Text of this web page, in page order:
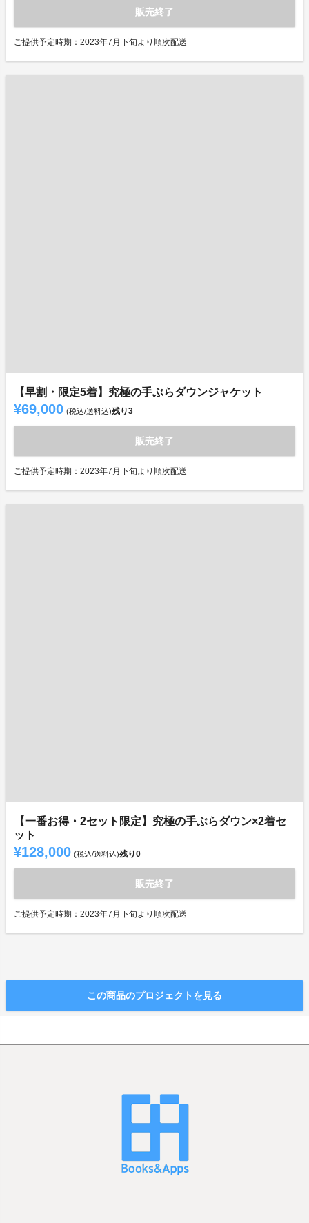
販売終了
ご提供予定時期：2023年7月下旬より順次配送
【早割・限定5着】究極の手ぶらダウンジャケット
¥69,000 (税込/送料込)残り3
販売終了
ご提供予定時期：2023年7月下旬より順次配送
【一番お得・2セット限定】究極の手ぶらダウン×2着セ
ット
¥128,000 (税込/送料込)残り0
販売終了
ご提供予定時期：2023年7月下旬より順次配送
この商品のプロジェクトを見る